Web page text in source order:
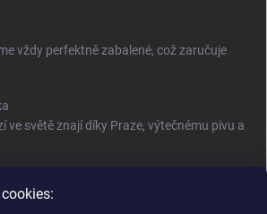
vždy perfektně zabalené, což zaručuje
ve světě znají díky Praze, výtečnému pivu a
sklo Bohemia Crystal, neboli český křišťál,